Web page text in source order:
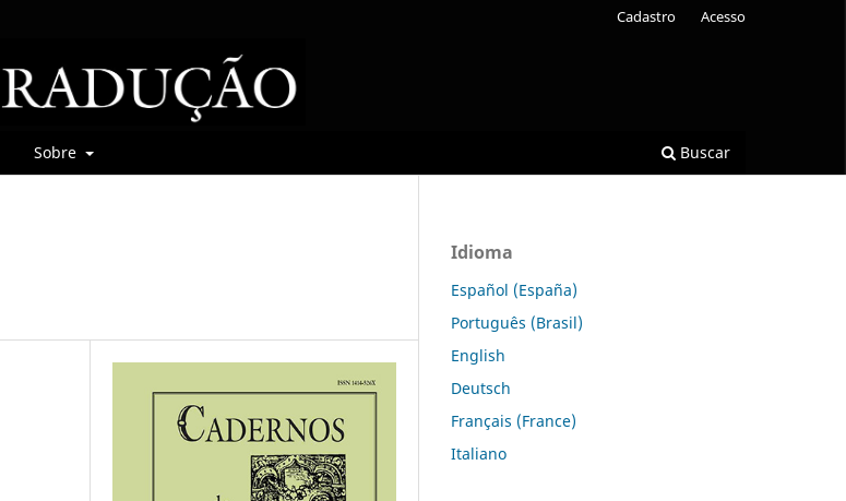
Sobre Buscar
Cadastro Acesso
Idioma
Español (España)
Português (Brasil)
English
Deutsch
Français (France)
Italiano